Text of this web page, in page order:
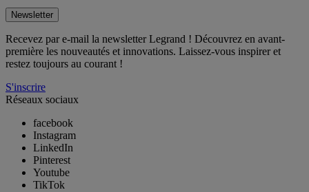
Newsletter
Recevez par e-mail la newsletter Legrand ! Découvrez en avant-
première les nouveautés et innovations. Laissez-vous inspirer et
restez toujours au courant !
S'inscrire
Réseaux sociaux
facebook
Instagram
LinkedIn
Pinterest
Youtube
TikTok